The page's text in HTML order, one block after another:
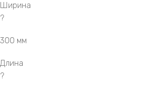
Ширина
?
300 мм
Длина
?